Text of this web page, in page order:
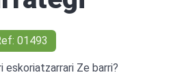
01493
eskoriatzarrari Ze barri?